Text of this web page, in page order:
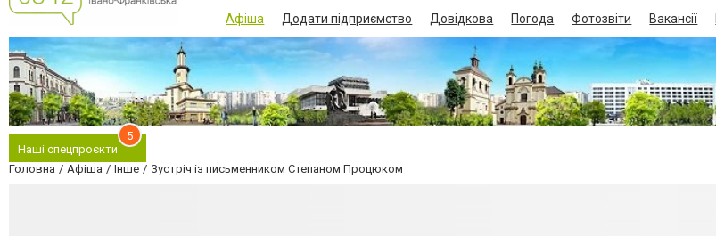
Афіша Додати підприємство Довідкова Погода Фотозвіти Вакансії
Наші спецпроєкти
5
Головна Афіша Інше Зустріч із письменником Степаном Процюком